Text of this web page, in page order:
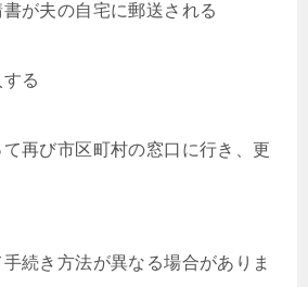
が夫の自宅に郵送される
る
再び市区町村の窓口に行き、更
続き方法が異なる場合がありま